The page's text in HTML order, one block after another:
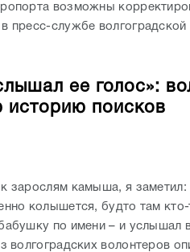
возможны
пресс-службе
ее голос»:
историю поисков
зарослям камыша, я
колышется, будто там кто-
по имени – и услышал
волгоградских волонтеров